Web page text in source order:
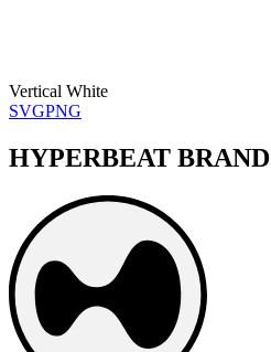
Vertical White
SVGPNG
HYPERBEAT BRAND